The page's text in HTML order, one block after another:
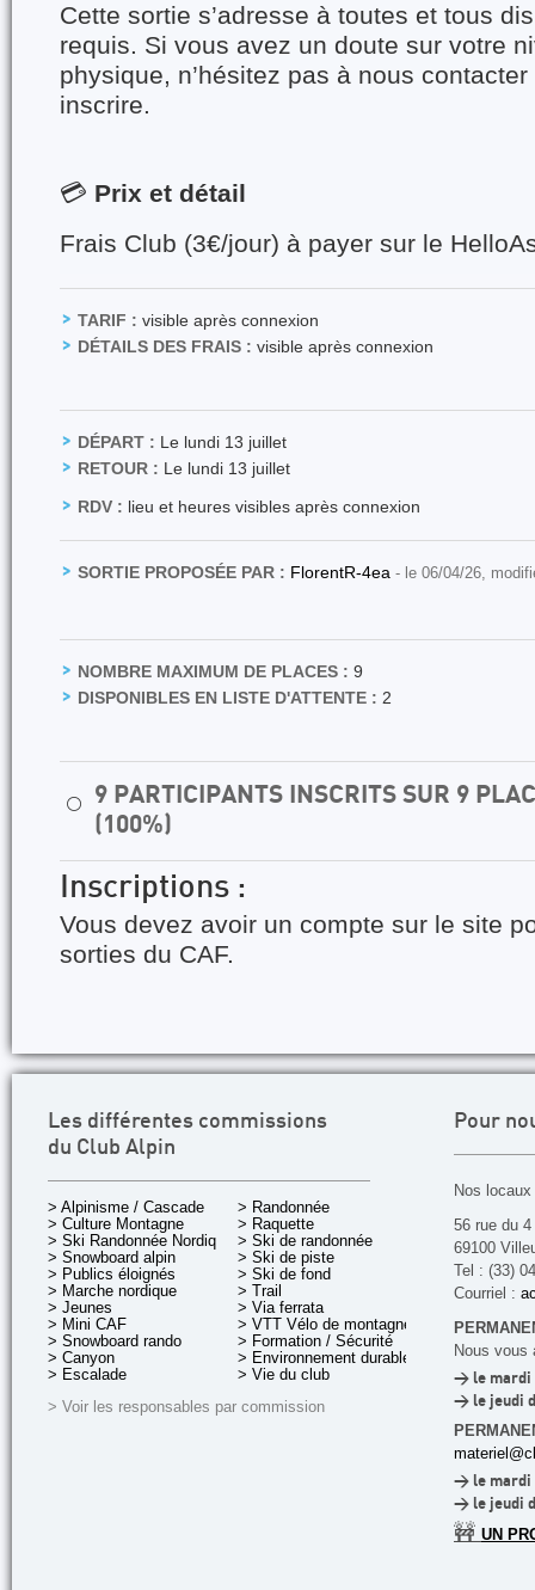
Cette sortie s’adresse à toutes et tous
requis. Si vous avez un doute sur votre
physique, n’hésitez pas à nous
inscrire.
💳 Prix et détail
Frais Club (3€/jour) à payer sur le
TARIF : visible après connexion
DÉTAILS DES FRAIS : visible après connexion
DÉPART : Le lundi 13 juillet
RETOUR : Le lundi 13 juillet
RDV : lieu et heures visibles après connexion
SORTIE PROPOSÉE PAR : FlorentR-4ea - le 06/04/26,
NOMBRE MAXIMUM DE PLACES : 9
DISPONIBLES EN LISTE D'ATTENTE : 2
⚪
9 PARTICIPANTS INSCRITS SUR 9
(100%)
Inscriptions :
Vous devez avoir un compte sur le site
sorties du CAF.
Les différentes commissions
du Club Alpin
> Alpinisme / Cascade
> Culture Montagne
> Ski Randonnée Nordique
> Snowboard alpin
> Publics éloignés
> Marche nordique
> Jeunes
> Mini CAF
> Snowboard rando
> Canyon
> Escalade
> Randonnée
> Raquette
> Ski de randonnée
> Ski de piste
> Ski de fond
> Trail
> Via ferrata
> VTT Vélo de montagne
> Formation / Sécurité
> Environnement durable
> Vie du club
> Voir les responsables par commission
Pour
Nos
56 rue du
69100
Tel : (33)
Courriel :
Nous vous
> le mardi
> le jeudi
> le mardi
> le jeudi
🚧 UN